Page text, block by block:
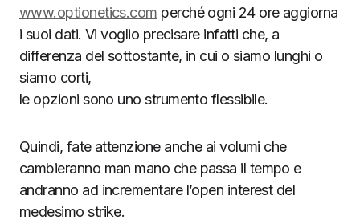
www.optionetics.com perché ogni 24 ore aggiorna
i suoi dati. Vi voglio precisare infatti che, a
differenza del sottostante, in cui o siamo lunghi o
siamo corti,
le opzioni sono uno strumento flessibile.
Quindi, fate attenzione anche ai volumi che
cambieranno man mano che passa il tempo e
andranno ad incrementare l’open interest del
medesimo strike.